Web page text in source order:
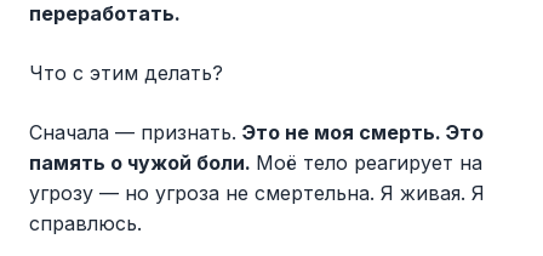
переработать.
Что с этим делать?
Сначала — признать. Это не моя смерть. Это
память о чужой боли. Моё тело реагирует на
угрозу — но угроза не смертельна. Я живая. Я
справлюсь.